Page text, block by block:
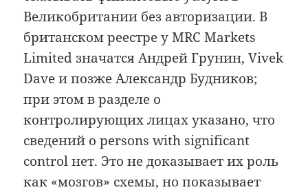
Великобритании без авторизации. В
британском реестре у MRC Markets
Limited значатся Андрей Грунин, Vivek
Dave и позже Александр Будников;
при этом в разделе о
контролирующих лицах указано, что
сведений о persons with significant
control нет. Это не доказывает их роль
как «мозгов» схемы, но показывает